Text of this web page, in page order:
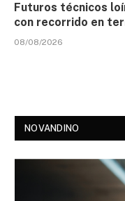
Futuros técnicos
con recorrido en
08/08/2026
NOVANDINO